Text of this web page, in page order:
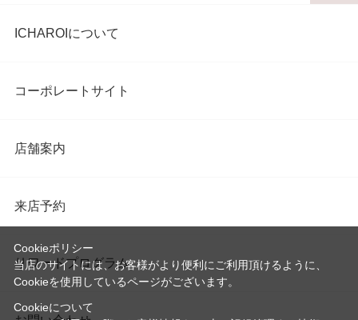
ICHAROIについて
コーポレートサイト
店舗案内
来店予約
リワードプログラム
Cookieポリシー
当店のサイトには、お客様がより便利にご利用頂けるように、
Cookieを使用しているページがございます。
Cookieについて